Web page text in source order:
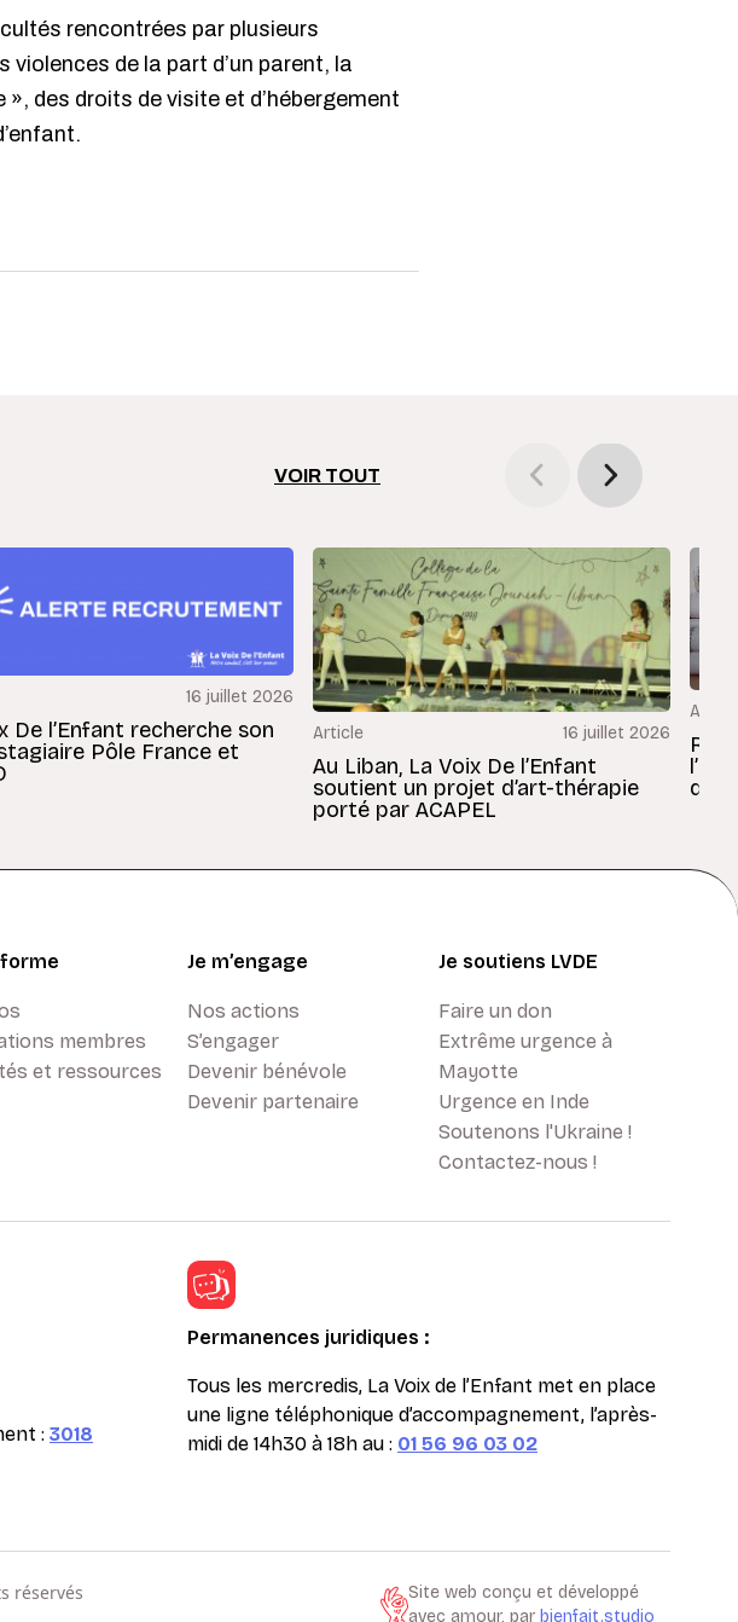
rencontrées par plusieurs
violences de la part d’un parent, la
des droits de visite et d’hébergement
VOIR TOUT
16 juillet 2026
De l’Enfant recherche son
Pôle France et
Article 16 juillet 2026
Au Liban, La Voix De l’Enfant
soutient un projet d’art-thérapie
porté par ACAPEL
membres
et ressources
Je m’engage
Nos actions
S’engager
Devenir bénévole
Devenir partenaire
Je soutiens LVDE
Faire un don
Extrême urgence à
Mayotte
Urgence en Inde
Soutenons l'Ukraine !
Contactez-nous !
: 3018
Permanences juridiques :
Tous les mercredis, La Voix de l’Enfant met en place
une ligne téléphonique d’accompagnement, l’après-
midi de 14h30 à 18h au : 01 56 96 03 02
réservés
Site web conçu et développé
avec amour, par bienfait.studio